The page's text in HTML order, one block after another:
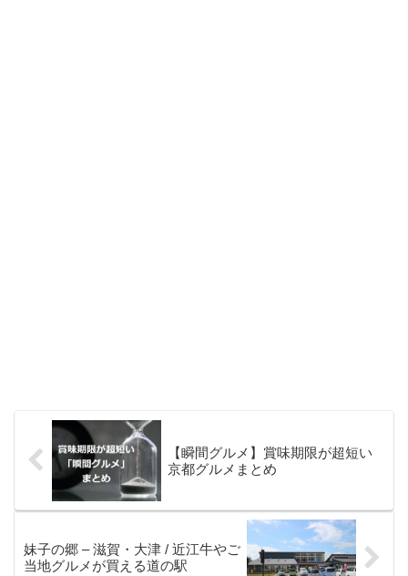
【瞬間グルメ】賞味期限が超短い
京都グルメまとめ
妹子の郷 – 滋賀・大津 / 近江牛やご
当地グルメが買える道の駅